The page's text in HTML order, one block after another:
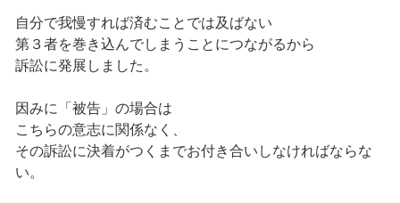
自分で我慢すれば済むことでは及ばない
第３者を巻き込んでしまうことにつながるから
訴訟に発展しました。
因みに「被告」の場合は
こちらの意志に関係なく、
その訴訟に決着がつくまでお付き合いしなければならな
い。